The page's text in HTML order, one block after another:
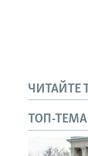
ЧИТАЙТЕ
ТОП-ТЕМА